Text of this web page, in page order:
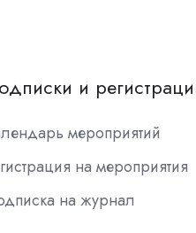
и
мероприятий
на мероприятия
на журнал